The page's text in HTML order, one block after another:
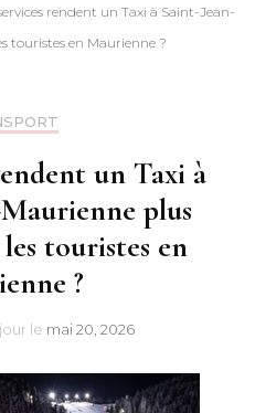
rendent un Taxi à Saint-Jean-
touristes en Maurienne ?
un Taxi à
plus
touristes en
?
le mai 20, 2026